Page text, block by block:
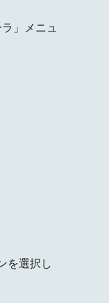
」メニュ
を選択し